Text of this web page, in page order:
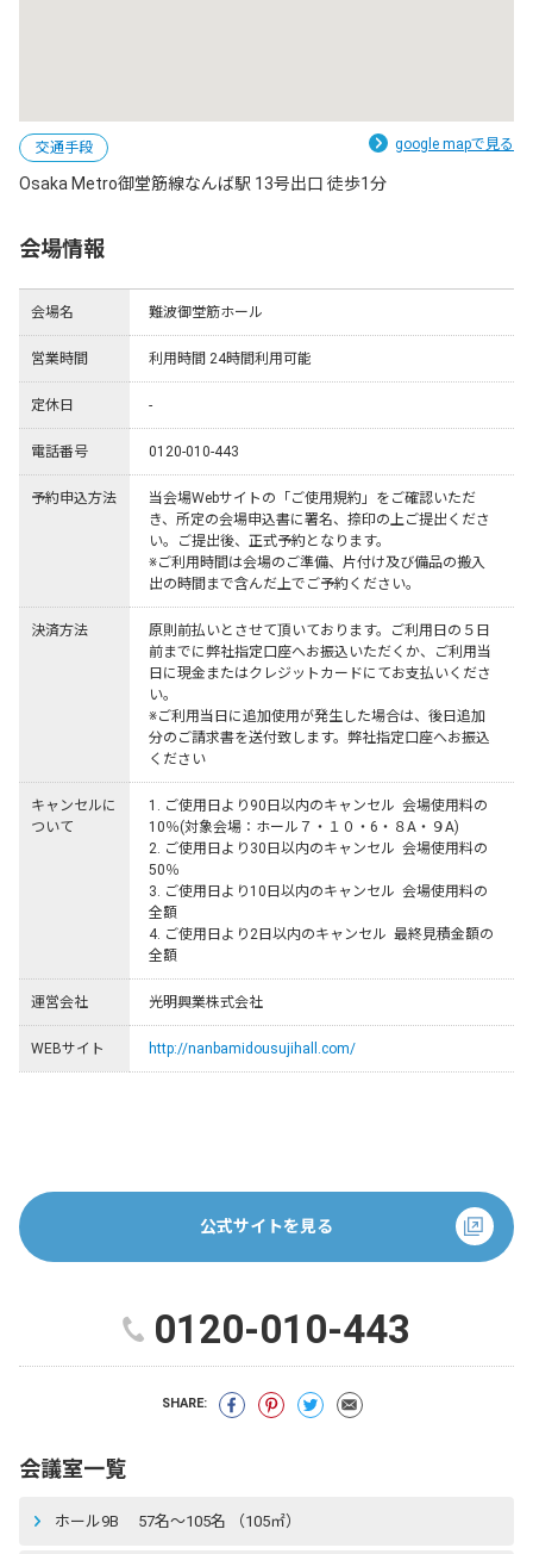
google mapで見る
交通手段
Osaka Metro御堂筋線なんば駅 13号出口 徒歩1分
会場情報
会場名 難波御堂筋ホール
営業時間 利用時間 24時間利用可能
定休日 -
電話番号 0120-010-443
予約申込方法
当会場Webサイトの「ご使用規約」をご確認いただ
き、所定の会場申込書に署名、捺印の上ご提出くださ
い。ご提出後、正式予約となります。
※ご利用時間は会場のご準備、片付け及び備品の搬入
出の時間まで含んだ上でご予約ください。
決済方法
原則前払いとさせて頂いております。ご利用日の５日
前までに弊社指定口座へお振込いただくか、ご利用当
日に現金またはクレジットカードにてお支払いくださ
い。
※ご利用当日に追加使用が発生した場合は、後日追加
分のご請求書を送付致します。弊社指定口座へお振込
ください
キャンセルに
ついて
1. ご使用日より90日以内のキャンセル  会場使用料の
10％(対象会場：ホール７・１０・6・８A・９A)
2. ご使用日より30日以内のキャンセル  会場使用料の
50％
3. ご使用日より10日以内のキャンセル  会場使用料の
全額
4. ご使用日より2日以内のキャンセル  最終見積金額の
全額
運営会社 光明興業株式会社
WEBサイト http://nanbamidousujihall.com/
公式サイトを見る
0120-010-443
SHARE:
会議室一覧
ホール9B 57名〜105名 （105㎡）